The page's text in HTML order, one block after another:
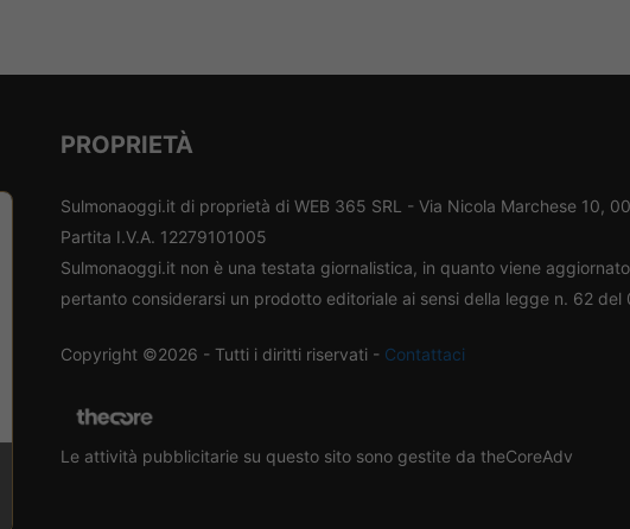
PROPRIETÀ
Sulmonaoggi.it di proprietà di WEB 365 SRL - Via Nicola Marchese 10,
Partita I.V.A. 12279101005
Sulmonaoggi.it non è una testata giornalistica, in quanto viene
pertanto considerarsi un prodotto editoriale ai sensi della legge n. 62 del
Copyright ©2026 - Tutti i diritti riservati - Contattaci
Le attività pubblicitarie su questo sito sono gestite da theCoreAdv